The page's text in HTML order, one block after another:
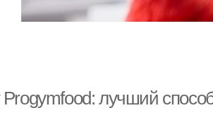
лучший